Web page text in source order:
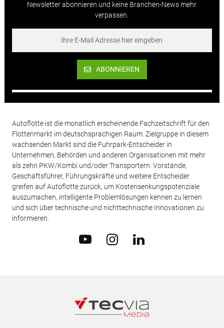
Newsletter abonnieren und keine Branchen-News mehr
verpassen.
ABONNIEREN
Autoflotte ist die monatlich erscheinende Fachzeitschrift für den
Flottenmarkt im deutschsprachigen Raum. Zielgruppe in diesem
wachsenden Markt sind die Fuhrpark-Entscheider in
Unternehmen, Behörden und anderen Organisationen mit mehr
als zehn PKW/Kombi und/oder Transportern. Vorstände,
Geschäftsführer, Führungskräfte und weitere Entscheider
greifen auf Autoflotte zurück, um Kostensenkungspotenziale
auszumachen, intelligente Problemlösungen kennen zu lernen
und sich über technische und nichttechnische Innovationen zu
informieren.